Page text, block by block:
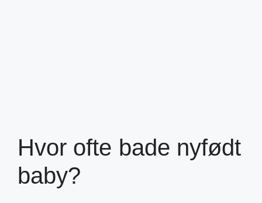
Hvor ofte bade nyfødt
baby?